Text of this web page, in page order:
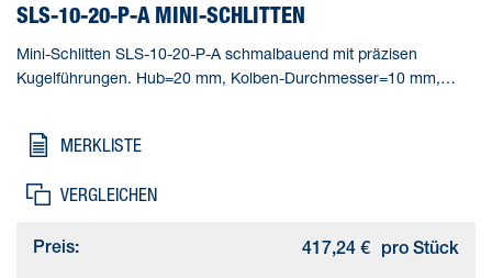
SLS-10-20-P-A MINI-SCHLITTEN
Mini-Schlitten SLS-10-20-P-A schmalbauend mit präzisen
Kugelführungen. Hub=20 mm, Kolben-Durchmesser=10 mm,
MERKLISTE
VERGLEICHEN
Preis: 417,24 € pro Stück